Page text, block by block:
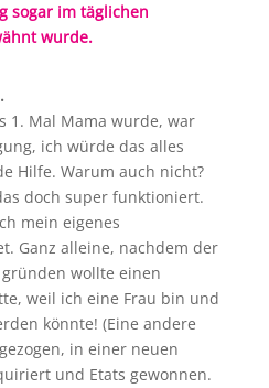
sogar im täglichen
wurde.
1. Mal Mama wurde, war
ich würde das alles
Hilfe. Warum auch nicht?
doch super funktioniert.
mein eigenes
Ganz alleine, nachdem der
wollte einen
weil ich eine Frau bin und
könnte! (Eine andere
in einer neuen
und Etats gewonnen.